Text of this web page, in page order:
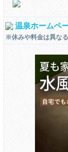
温泉ホームペ
※休みや料金は異な